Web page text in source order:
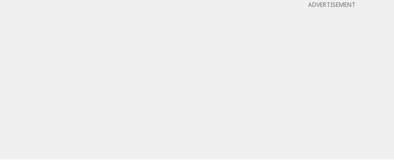
ADVERTISEMENT